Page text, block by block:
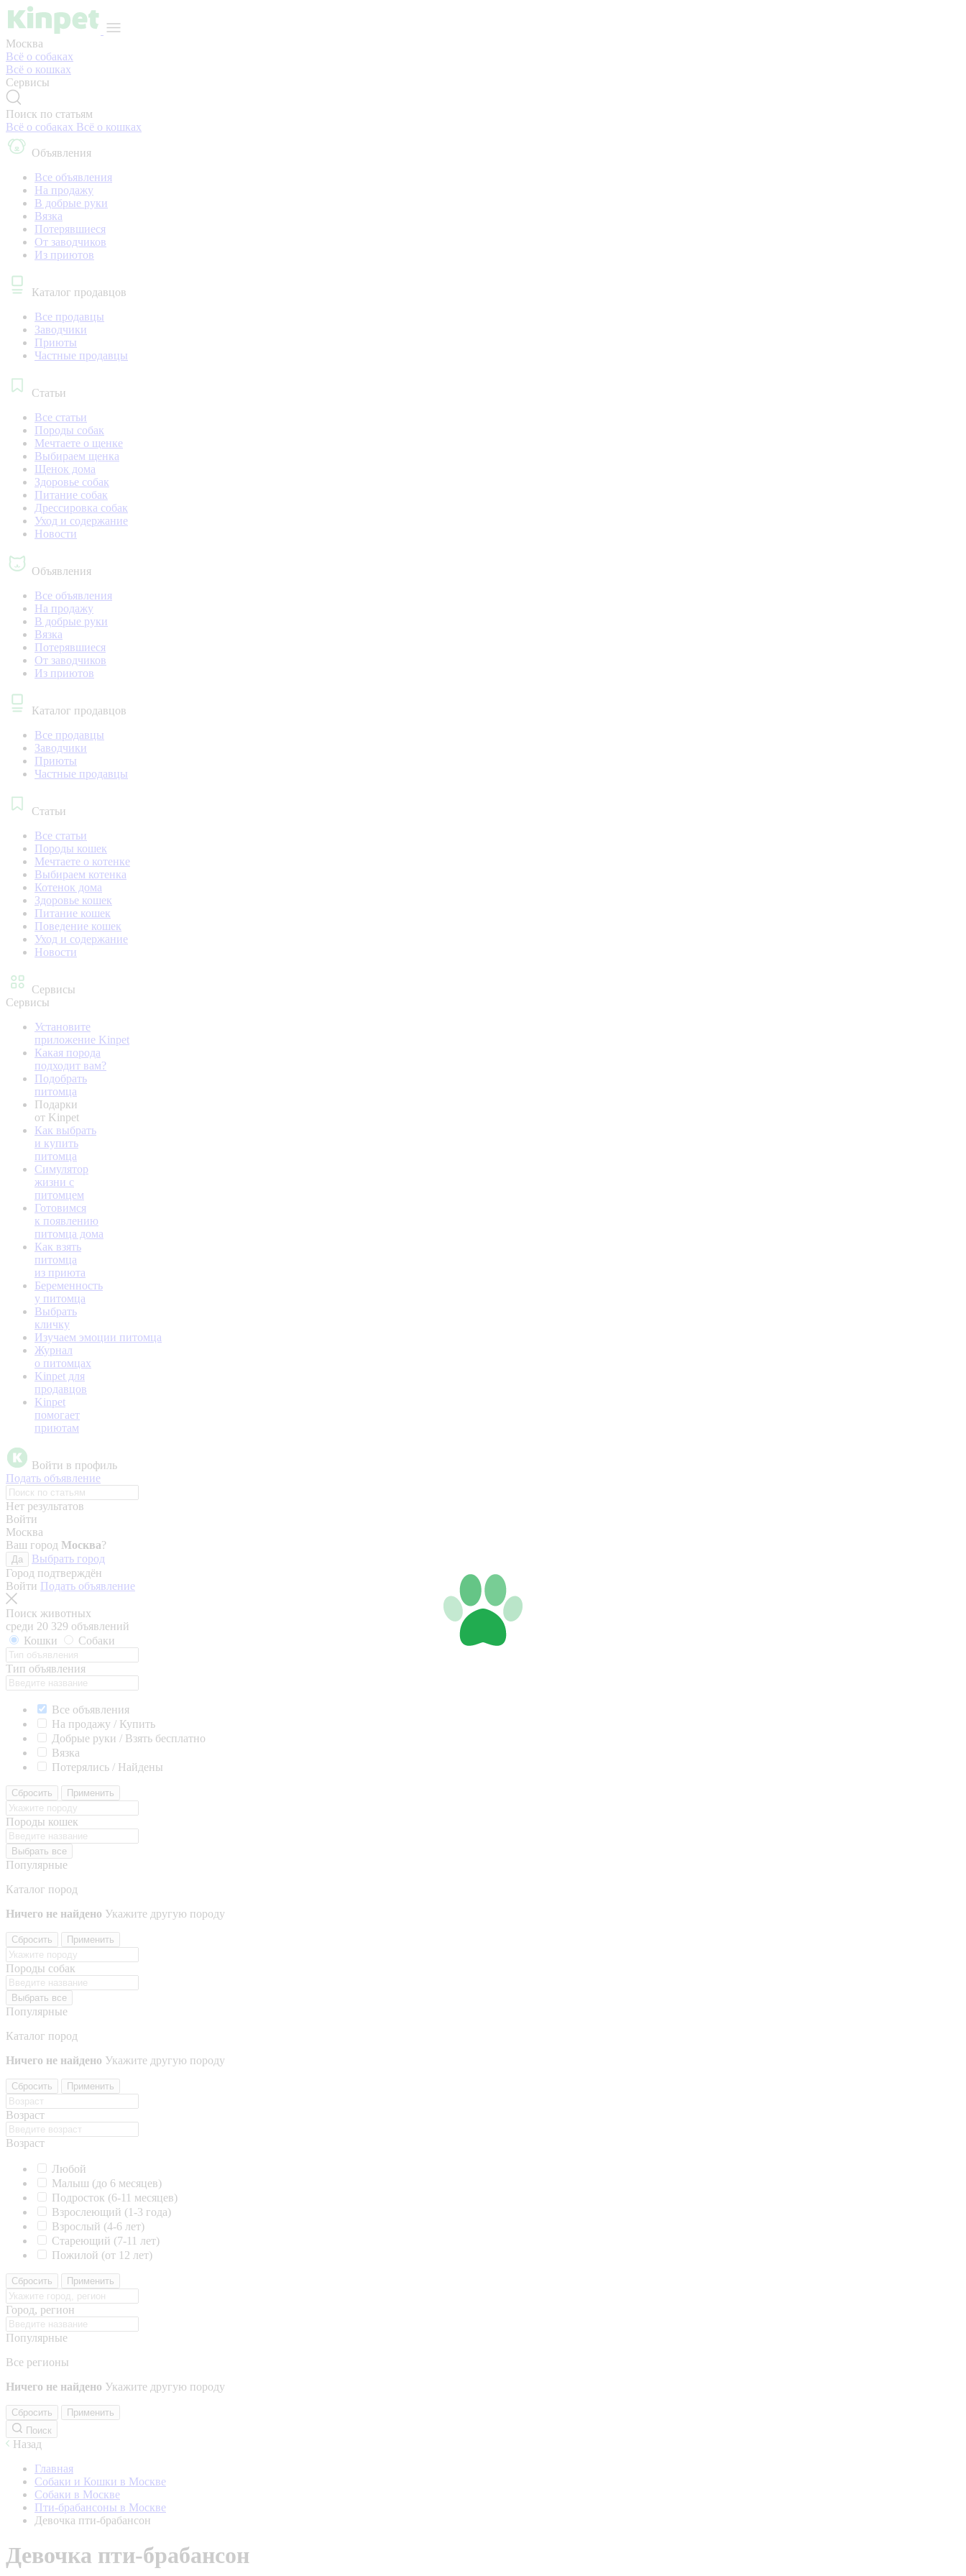
Москва
Всё о собаках
Всё о кошках
Сервисы
Поиск по статьям
Всё о собаках Всё о кошках
Объявления
Все объявления
На продажу
В добрые руки
Вязка
Потерявшиеся
От заводчиков
Из приютов
Каталог продавцов
Все продавцы
Заводчики
Приюты
Частные продавцы
Статьи
Все статьи
Породы собак
Мечтаете о щенке
Выбираем щенка
Щенок дома
Здоровье собак
Питание собак
Дрессировка собак
Уход и содержание
Новости
Объявления
Все объявления
На продажу
В добрые руки
Вязка
Потерявшиеся
От заводчиков
Из приютов
Каталог продавцов
Все продавцы
Заводчики
Приюты
Частные продавцы
Статьи
Все статьи
Породы кошек
Мечтаете о котенке
Выбираем котенка
Котенок дома
Здоровье кошек
Питание кошек
Поведение кошек
Уход и содержание
Новости
Сервисы
Сервисы
Установите
приложение Kinpet
Какая порода
подходит вам?
Подобрать
питомца
Подарки
от Kinpet
Как выбрать
и купить
питомца
Симулятор
жизни с
питомцем
Готовимся
к появлению
питомца дома
Как взять
питомца
из приюта
Беременность
у питомца
Выбрать
кличку
Изучаем эмоции питомца
Журнал
о питомцах
Kinpet для
продавцов
Kinpet
помогает
приютам
Войти в профиль
Подать объявление
Нет результатов
Войти
Москва
Ваш город Москва?
Да
Выбрать город
Город подтверждён
Войти Подать объявление
Поиск животных
среди 20 329 объявлений
Кошки
Собаки
Тип объявления
Все объявления
На продажу / Купить
Добрые руки / Взять бесплатно
Вязка
Потерялись / Найдены
Сбросить Применить
Породы кошек
Выбрать все
Популярные
Каталог пород
Ничего не найдено Укажите другую породу
Сбросить Применить
Породы собак
Выбрать все
Популярные
Каталог пород
Ничего не найдено Укажите другую породу
Сбросить Применить
Возраст
Возраст
Любой
Малыш (до 6 месяцев)
Подросток (6-11 месяцев)
Взрослеющий (1-3 года)
Взрослый (4-6 лет)
Стареющий (7-11 лет)
Пожилой (от 12 лет)
Сбросить Применить
Город, регион
Популярные
Все регионы
Ничего не найдено Укажите другую породу
Сбросить
Применить
Поиск
Назад
Главная
Собаки и Кошки в Москве
Собаки в Москве
Пти-брабансоны в Москве
Девочка пти-брабансон
Девочка пти-брабансон